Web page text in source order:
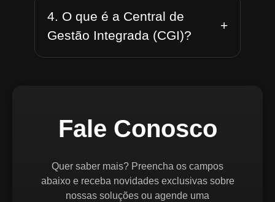
4. O que é a Central de
Gestão Integrada (CGI)?
+
Fale Conosco
Quer saber mais? Preencha os campos
abaixo e receba novidades exclusivas sobre
nossas soluções ou agende uma